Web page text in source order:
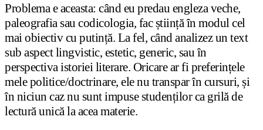
Problema e aceasta: când eu predau engleza veche,
paleografia sau codicologia, fac știință în modul cel
mai obiectiv cu putință. La fel, când analizez un text
sub aspect lingvistic, estetic, generic, sau în
perspectiva istoriei literare. Oricare ar fi preferințele
mele politice/doctrinare, ele nu transpar în cursuri, și
în niciun caz nu sunt impuse studenților ca grilă de
lectură unică la acea materie.